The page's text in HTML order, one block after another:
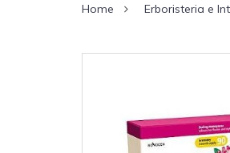
Home Erboristeria e